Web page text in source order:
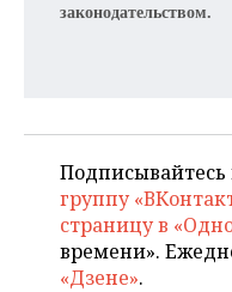
законодательством.
Подписывайтесь
группу
страницу в
времени».
«Дзене».